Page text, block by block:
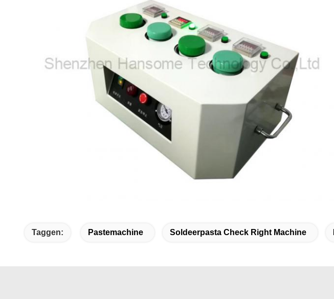
Taggen: Pastemachine Soldeerpasta Check Right Machine